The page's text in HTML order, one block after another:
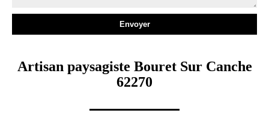
Artisan paysagiste Bouret Sur Canche
62270